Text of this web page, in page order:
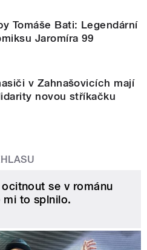
Tomáše Bati: Legendární
Jaromíra 99
v Zahnašovicích mají
novou stříkačku
se v románu
mi to splnilo.